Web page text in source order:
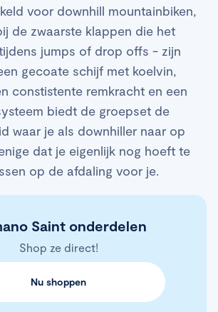
voor downhill mountainbiken,
de zwaarste klappen die het
jumps of drop offs - zijn
gecoate schijf met koelvin,
constistente remkracht en een
biedt de groepset de
waar je als downhiller naar op
dat je eigenlijk nog hoeft te
op de afdaling voor je.
Saint onderdelen
Shop ze direct!
Nu shoppen